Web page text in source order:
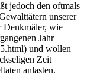
jedoch den oftmals
unserer
Denkmäler, wie
Jahr
) und wollen
Zeit
anlasten.